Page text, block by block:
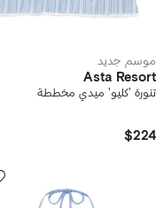
موسم جديد
Asta Resort
تنورة 'كليو' ميدي مخططة
$224